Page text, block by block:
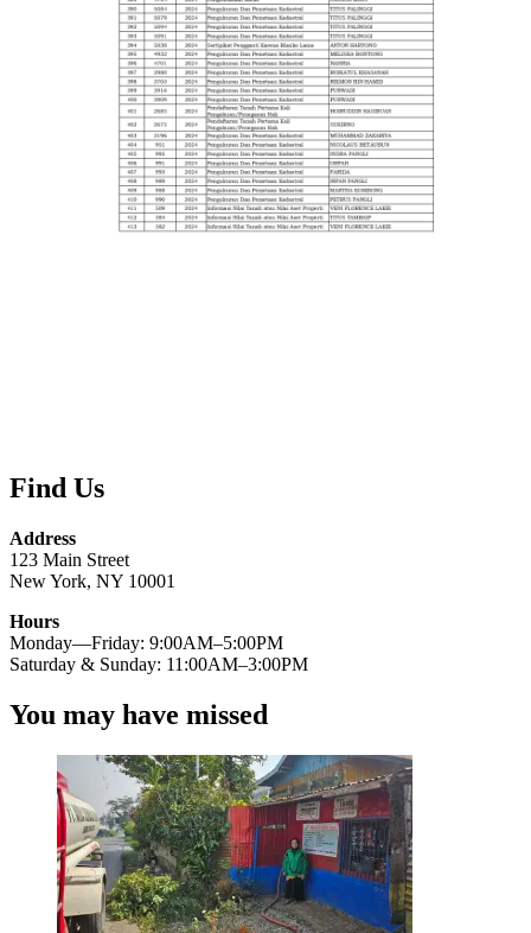
Find Us
Address
123 Main Street
New York, NY 10001
Hours
Monday—Friday: 9:00AM–5:00PM
Saturday & Sunday: 11:00AM–3:00PM
You may have missed